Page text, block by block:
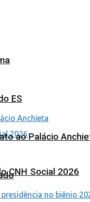
CNH Social 2026
ES
ao Palácio